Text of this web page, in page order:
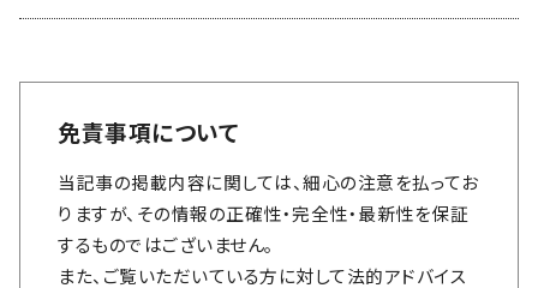
免責事項について
当記事の掲載内容に関しては、細心の注意を払ってお
りますが、その情報の正確性・完全性・最新性を保証
するものではございません。
また、ご覧いただいている方に対して法的アドバイス